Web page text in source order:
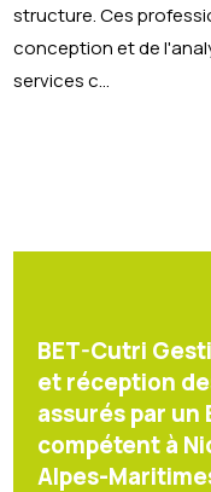
structure. Ces
conception et de
services c...
BET-Cutri
et réception
assurés par un
compétent à
Alpes-